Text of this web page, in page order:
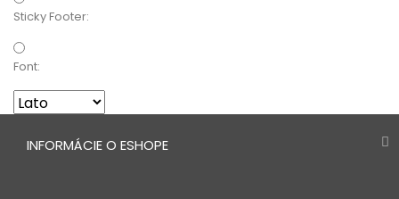
Sticky Footer:
Font:
INFORMÁCIE O ESHOPE